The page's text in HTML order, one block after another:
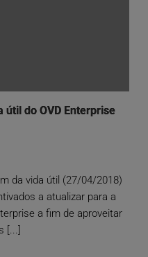
útil do OVD Enterprise
da vida útil (27/04/2018)
a atualizar para a
a fim de aproveitar
[...]